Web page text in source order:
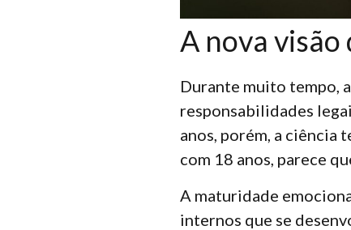
A nova
Durante muito tempo,
responsabilidades
anos, porém, a ciência
com 18 anos, parece
A maturidade
internos que se